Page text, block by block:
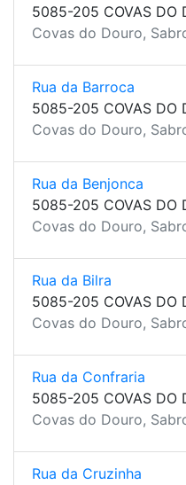
5085-205 COVAS DO
Covas do Douro,
Rua da Barroca
5085-205 COVAS DO
Covas do Douro,
Rua da Benjonca
5085-205 COVAS DO
Covas do Douro,
Rua da Bilra
5085-205 COVAS DO
Covas do Douro,
Rua da Confraria
5085-205 COVAS DO
Covas do Douro,
Rua da Cruzinha